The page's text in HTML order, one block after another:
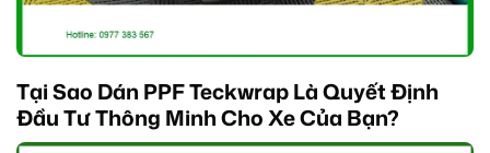
Tại Sao Dán PPF Teckwrap Là Quyết Định
Đầu Tư Thông Minh Cho Xe Của Bạn?